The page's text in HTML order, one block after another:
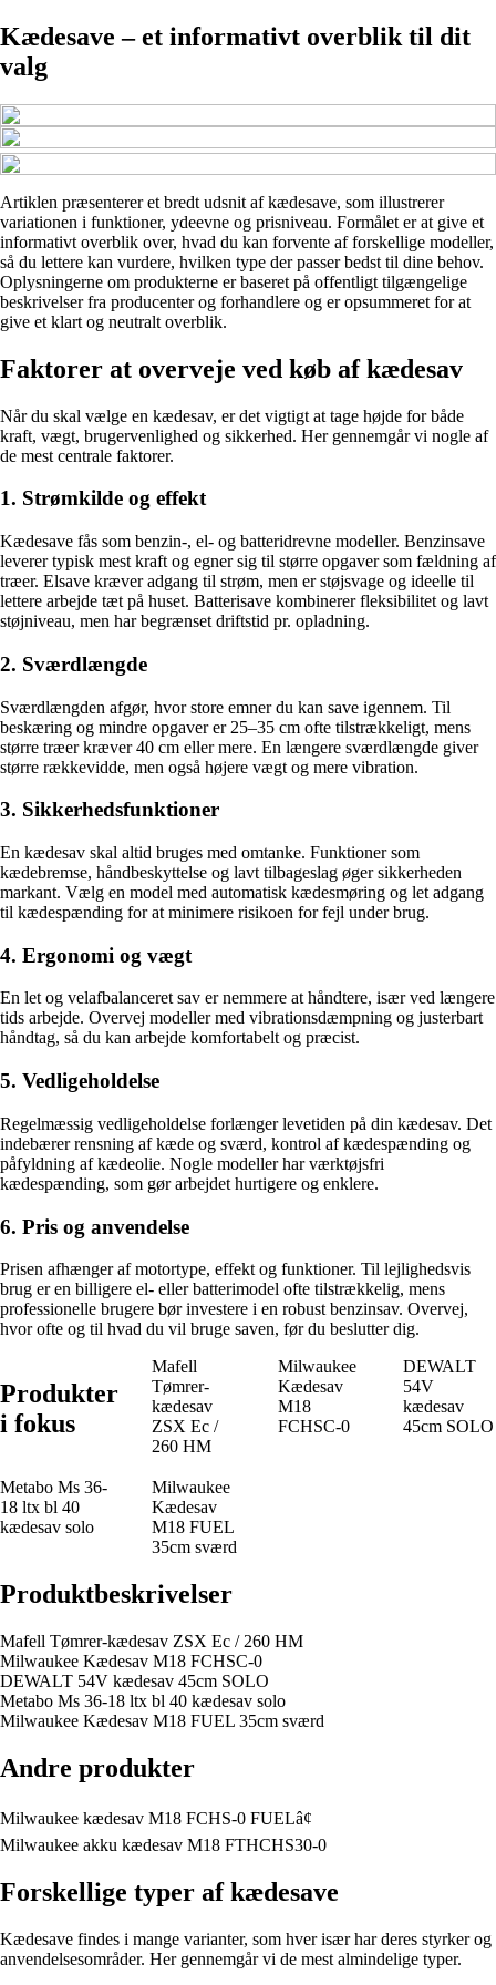
Kædesave – et informativt overblik til dit
valg
Artiklen præsenterer et bredt udsnit af kædesave, som illustrerer
variationen i funktioner, ydeevne og prisniveau. Formålet er at give et
informativt overblik over, hvad du kan forvente af forskellige modeller,
så du lettere kan vurdere, hvilken type der passer bedst til dine behov.
Oplysningerne om produkterne er baseret på offentligt tilgængelige
beskrivelser fra producenter og forhandlere og er opsummeret for at
give et klart og neutralt overblik.
Faktorer at overveje ved køb af kædesav
Når du skal vælge en kædesav, er det vigtigt at tage højde for både
kraft, vægt, brugervenlighed og sikkerhed. Her gennemgår vi nogle af
de mest centrale faktorer.
1. Strømkilde og effekt
Kædesave fås som benzin-, el- og batteridrevne modeller. Benzinsave
leverer typisk mest kraft og egner sig til større opgaver som fældning af
træer. Elsave kræver adgang til strøm, men er støjsvage og ideelle til
lettere arbejde tæt på huset. Batterisave kombinerer fleksibilitet og lavt
støjniveau, men har begrænset driftstid pr. opladning.
2. Sværdlængde
Sværdlængden afgør, hvor store emner du kan save igennem. Til
beskæring og mindre opgaver er 25–35 cm ofte tilstrækkeligt, mens
større træer kræver 40 cm eller mere. En længere sværdlængde giver
større rækkevidde, men også højere vægt og mere vibration.
3. Sikkerhedsfunktioner
En kædesav skal altid bruges med omtanke. Funktioner som
kædebremse, håndbeskyttelse og lavt tilbageslag øger sikkerheden
markant. Vælg en model med automatisk kædesmøring og let adgang
til kædespænding for at minimere risikoen for fejl under brug.
4. Ergonomi og vægt
En let og velafbalanceret sav er nemmere at håndtere, især ved længere
tids arbejde. Overvej modeller med vibrationsdæmpning og justerbart
håndtag, så du kan arbejde komfortabelt og præcist.
5. Vedligeholdelse
Regelmæssig vedligeholdelse forlænger levetiden på din kædesav. Det
indebærer rensning af kæde og sværd, kontrol af kædespænding og
påfyldning af kædeolie. Nogle modeller har værktøjsfri
kædespænding, som gør arbejdet hurtigere og enklere.
6. Pris og anvendelse
Prisen afhænger af motortype, effekt og funktioner. Til lejlighedsvis
brug er en billigere el- eller batterimodel ofte tilstrækkelig, mens
professionelle brugere bør investere i en robust benzinsav. Overvej,
hvor ofte og til hvad du vil bruge saven, før du beslutter dig.
Produkter
i fokus
Mafell
Tømrer-
kædesav
ZSX Ec /
260 HM
Milwaukee
Kædesav
M18
FCHSC-0
DEWALT
54V
kædesav
45cm SOLO
Metabo Ms 36-
18 ltx bl 40
kædesav solo
Milwaukee
Kædesav
M18 FUEL
35cm sværd
Produktbeskrivelser
Mafell Tømrer-kædesav ZSX Ec / 260 HM
Milwaukee Kædesav M18 FCHSC-0
DEWALT 54V kædesav 45cm SOLO
Metabo Ms 36-18 ltx bl 40 kædesav solo
Milwaukee Kædesav M18 FUEL 35cm sværd
Andre produkter
Milwaukee kædesav M18 FCHS-0 FUELâ¢
Milwaukee akku kædesav M18 FTHCHS30-0
Forskellige typer af kædesave
Kædesave findes i mange varianter, som hver især har deres styrker og
anvendelsesområder. Her gennemgår vi de mest almindelige typer.